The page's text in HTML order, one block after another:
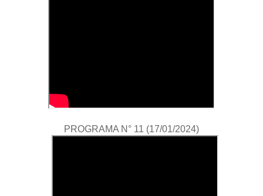
PROGRAMA N° 11 (17/01/2024)